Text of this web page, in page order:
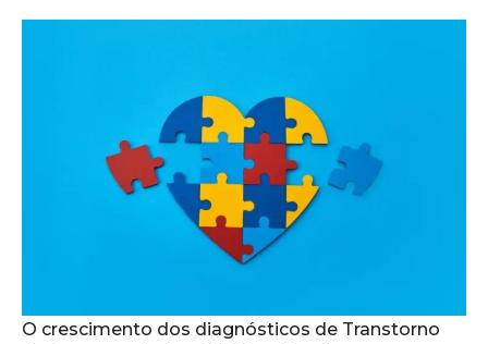
O crescimento dos diagnósticos de Transtorno